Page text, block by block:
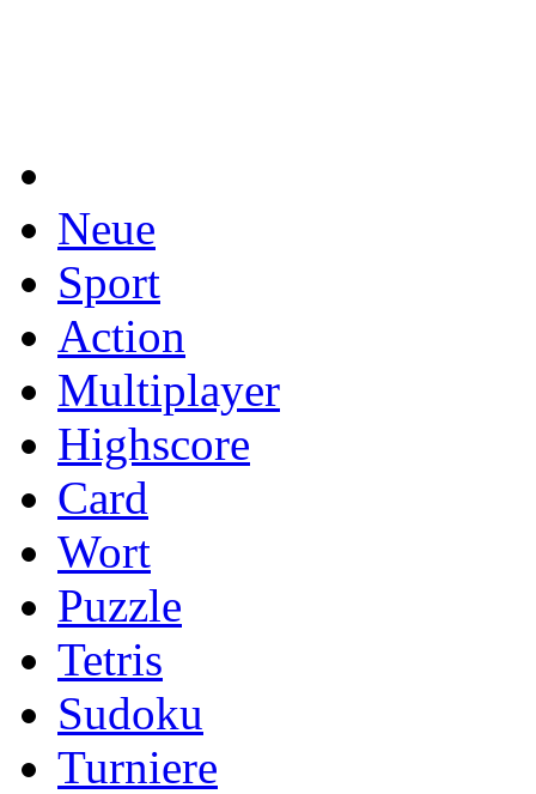
Neue
Sport
Action
Multiplayer
Highscore
Card
Wort
Puzzle
Tetris
Sudoku
Turniere